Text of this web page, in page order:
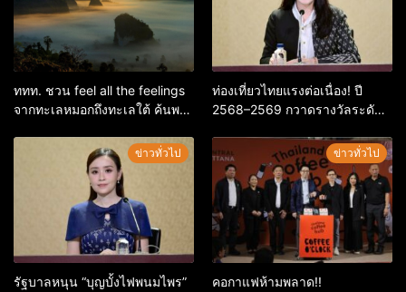
ททท. ชวน feel all the feelings
จากทะเลหมอกถึงทะเลใต้ ค้นพบ
ท่องเที่ยวไทยแรงต่อเนื่อง! ปี
2568–2569 กวาดรางวัลระดับ
จุดหมายปลายทางนักท่องเที่ยว
จากทั่วโลก
ข่าวทั่วไป
รัฐบาลหนุน “บุญบั้งไฟพนมไพร”
ข่าวทั่วไป
คอกาแฟห้ามพลาด!!